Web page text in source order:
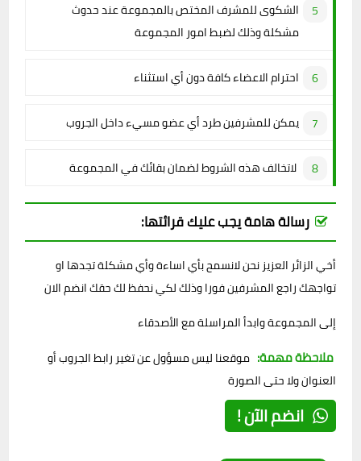
الشكوى للمشرف المختص بالمجموعة عند حدوث
مشكلة وذلك لضبط امور المجموعة
احترام الاعضاء كافة دون أي استثناء
يمكن للمشرفين طرد أي عضو مسيء داخل الجروب
لاتخالف هذه الشروط لضمان بقائك في المجموعة
رسالة هامة يجب عليك قرائتها:
أخي الزائر العزيز نحن لانسمح بأي اساءة وأي مشكلة تجدها او
تواجهك راجع المشرفين فورا وذلك لكي نحفظ لك حقك انضم الان
إلى المجموعة وابدأ المراسلة مع الأصدقاء
ملاحظة مهمة: موقعنا ليس مسؤول عن تغير رابط الجروب أو
العنوان ولا حتى الصورة
انضم الآن !